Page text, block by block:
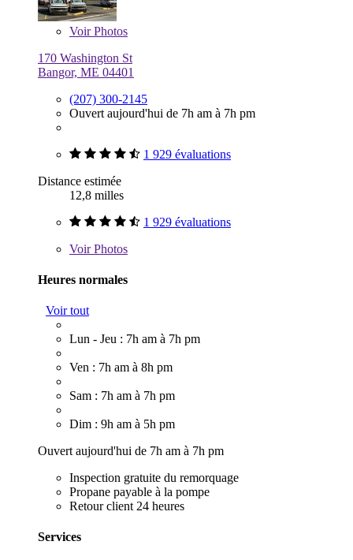
VoirPhotos
170 Washington St
Bangor, ME 04401
(207) 300-2145
Ouvert aujourd'hui de 7h am à 7h pm
1 929 évaluations
Distance estimée
12,8 milles
1 929 évaluations
VoirPhotos
Heures normales
Voir tout
Lun - Jeu : 7h am à 7h pm
Ven : 7h am à 8h pm
Sam : 7h am à 7h pm
Dim : 9h am à 5h pm
Ouvert aujourd'hui de 7h am à 7h pm
Inspection gratuite du remorquage
Propane payable à la pompe
Retour client 24 heures
Services